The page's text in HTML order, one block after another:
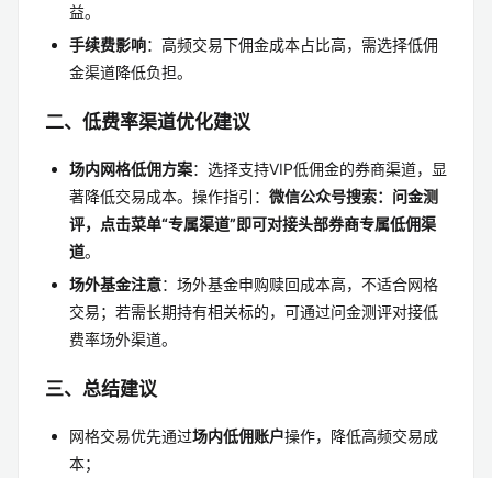
益。
手续费影响：高频交易下佣金成本占比高，需选择低佣
金渠道降低负担。
二、低费率渠道优化建议
场内网格低佣方案：选择支持VIP低佣金的券商渠道，显
著降低交易成本。操作指引： 微信公众号搜索：问金测
评，点击菜单“专属渠道”即可对接头部券商专属低佣渠
道。
场外基金注意：场外基金申购赎回成本高，不适合网格
交易；若需长期持有相关标的，可通过问金测评对接低
费率场外渠道。
三、总结建议
网格交易优先通过场内低佣账户操作，降低高频交易成
本；